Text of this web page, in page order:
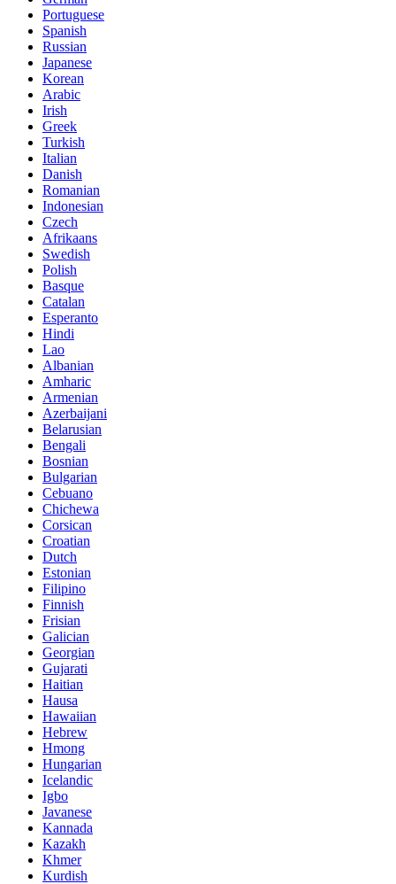
Portuguese
Spanish
Russian
Japanese
Korean
Arabic
Irish
Greek
Turkish
Italian
Danish
Romanian
Indonesian
Czech
Afrikaans
Swedish
Polish
Basque
Catalan
Esperanto
Hindi
Lao
Albanian
Amharic
Armenian
Azerbaijani
Belarusian
Bengali
Bosnian
Bulgarian
Cebuano
Chichewa
Corsican
Croatian
Dutch
Estonian
Filipino
Finnish
Frisian
Galician
Georgian
Gujarati
Haitian
Hausa
Hawaiian
Hebrew
Hmong
Hungarian
Icelandic
Igbo
Javanese
Kannada
Kazakh
Khmer
Kurdish